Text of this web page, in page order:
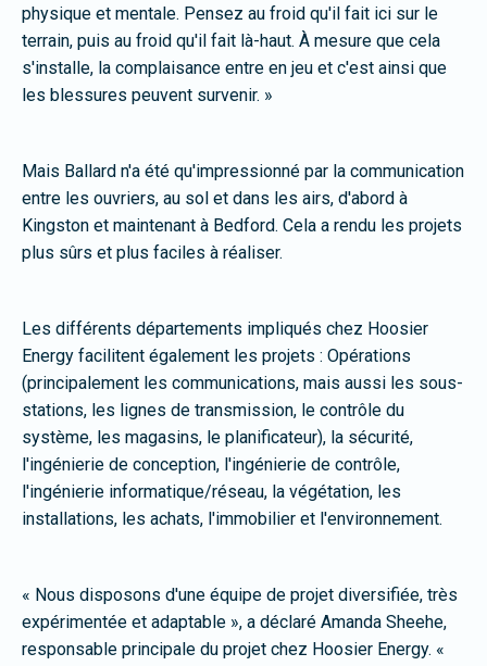
physique et mentale. Pensez au froid qu'il fait ici sur le
terrain, puis au froid qu'il fait là-haut. À mesure que cela
s'installe, la complaisance entre en jeu et c'est ainsi que
les blessures peuvent survenir. »
Mais Ballard n'a été qu'impressionné par la communication
entre les ouvriers, au sol et dans les airs, d'abord à
Kingston et maintenant à Bedford. Cela a rendu les projets
plus sûrs et plus faciles à réaliser.
Les différents départements impliqués chez Hoosier
Energy facilitent également les projets : Opérations
(principalement les communications, mais aussi les sous-
stations, les lignes de transmission, le contrôle du
système, les magasins, le planificateur), la sécurité,
l'ingénierie de conception, l'ingénierie de contrôle,
l'ingénierie informatique/réseau, la végétation, les
installations, les achats, l'immobilier et l'environnement.
« Nous disposons d'une équipe de projet diversifiée, très
expérimentée et adaptable », a déclaré Amanda Sheehe,
responsable principale du projet chez Hoosier Energy. «